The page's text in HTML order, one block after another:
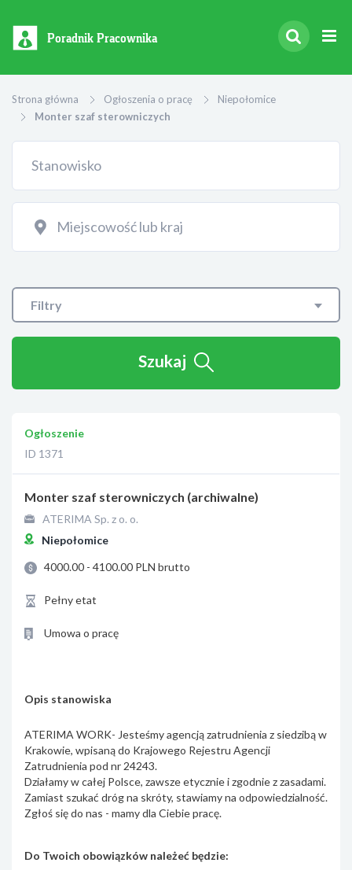
Poradnik Pracownika
Strona główna Ogłoszenia o pracę
Niepołomice
Monter szaf sterowniczych
Filtry
Szukaj
Ogłoszenie
ID 1371
Monter szaf sterowniczych (archiwalne)
ATERIMA Sp. z o. o.
Niepołomice
4000.00 - 4100.00 PLN brutto
Pełny etat
Umowa o pracę
Opis stanowiska
ATERIMA WORK- Jesteśmy agencją zatrudnienia z siedzibą w
Krakowie, wpisaną do Krajowego Rejestru Agencji
Zatrudnienia pod nr 24243.
Działamy w całej Polsce, zawsze etycznie i zgodnie z zasadami.
Zamiast szukać dróg na skróty, stawiamy na odpowiedzialność.
Zgłoś się do nas - mamy dla Ciebie pracę.
Do Twoich obowiązków należeć będzie: